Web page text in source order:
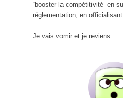
“booster la compétitivité” en
réglementation, en
Je vais vomir et je reviens.